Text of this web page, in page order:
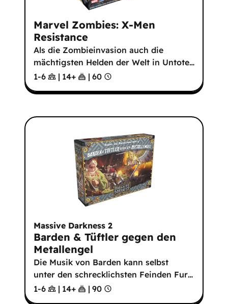
Marvel Zombies: X-Men
Resistance
Als die Zombieinvasion auch die
mächtigsten Helden der Welt in Untote…
1-6
| 14+ | 60
Massive Darkness 2
Barden & Tüftler gegen den
Metallengel
Die Musik von Barden kann selbst
unter den schrecklichsten Feinden Fur…
1-6
| 14+ | 90